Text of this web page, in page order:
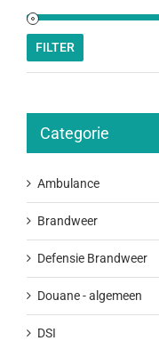
FILTER
Categorie
Ambulance
Brandweer
Defensie Brandweer
Douane - algemeen
DSI